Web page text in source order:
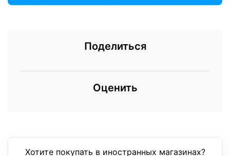
Поделиться
Оценить
Хотите покупать в иностранных магазинах?